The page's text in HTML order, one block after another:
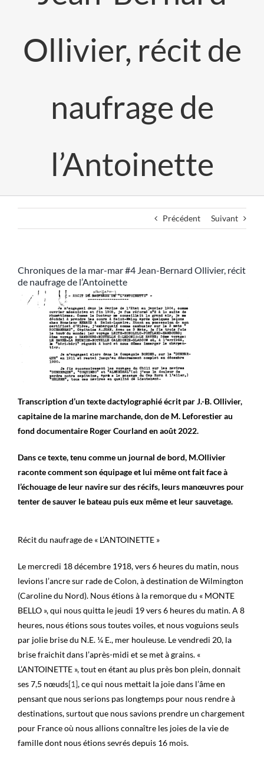
Ollivier, récit de
naufrage de
l’Antoinette
Précédent Suivant
Chroniques de la mar-mar #4 Jean-Bernard Ollivier, récit
de naufrage de l’Antoinette
Transcription d’un texte dactylographié écrit par J.-B. Ollivier,
capitaine de la marine marchande, don de M. Leforestier au
fond documentaire Roger Courland en août 2022.
Dans ce texte, tenu comme un journal de bord, M.Ollivier
raconte comment son équipage et lui même ont fait face à
l’échouage de leur navire sur des récifs, leurs manœuvres pour
tenter de sauver le bateau puis eux même et leur sauvetage.
Récit du naufrage de « L’ANTOINETTE »
Le mercredi 18 décembre 1918, vers 6 heures du matin, nous
levions l’ancre sur rade de Colon, à destination de Wilmington
(Caroline du Nord). Nous étions à la remorque du « MONTE
BELLO », qui nous quitta le jeudi 19 vers 6 heures du matin. A 8
heures, nous étions sous toutes voiles, et nous voguions seuls
par jolie brise du N.E. ¼ E., mer houleuse. Le vendredi 20, la
brise fraichit dans l’après-midi et se met à grains. «
L’ANTOINETTE », tout en étant au plus près bon plein, donnait
ses 7,5 nœuds[1], ce qui nous mettait la joie dans l’âme en
pensant que nous serions pas longtemps pour nous rendre à
destinations, surtout que nous savions prendre un chargement
pour France où nous allions connaître les joies de la vie de
famille dont nous étions sevrés depuis 16 mois.